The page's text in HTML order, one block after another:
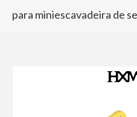
para miniescavadeira de